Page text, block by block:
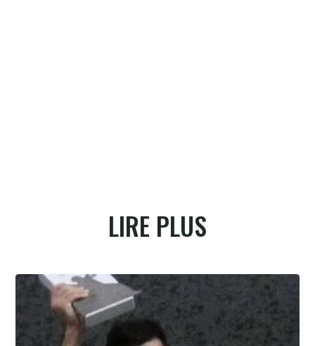
LIRE PLUS